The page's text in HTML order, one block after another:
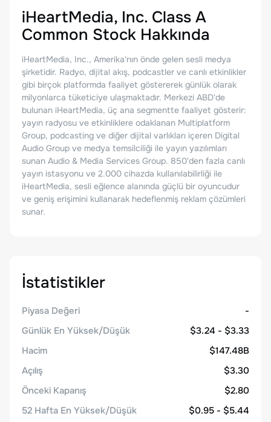
iHeartMedia, Inc. Class A
Common Stock Hakkında
iHeartMedia, Inc., Amerika'nın önde gelen sesli medya
şirketidir. Radyo, dijital akış, podcastler ve canlı etkinlikler
gibi birçok platformda faaliyet göstererek günlük olarak
milyonlarca tüketiciye ulaşmaktadır. Merkezi ABD'de
bulunan iHeartMedia, üç ana segmentte faaliyet gösterir:
yayın radyosu ve etkinliklere odaklanan Multiplatform
Group, podcasting ve diğer dijital varlıkları içeren Digital
Audio Group ve medya temsilciliği ile yayın yazılımları
sunan Audio & Media Services Group. 850'den fazla canlı
yayın istasyonu ve 2.000 cihazda kullanılabilirliği ile
iHeartMedia, sesli eğlence alanında güçlü bir oyuncudur
ve geniş erişimini kullanarak hedeflenmiş reklam çözümleri
sunar.
İstatistikler
Piyasa Değeri
-
Günlük En Yüksek/Düşük
$3.24 - $3.33
Hacim
$147.48B
Açılış
$3.30
Önceki Kapanış
$2.80
52 Hafta En Yüksek/Düşük
$0.95 - $5.44